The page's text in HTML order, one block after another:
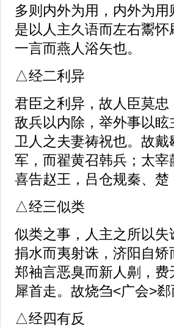
多则内外为用，内外为
是以人主久语而左右鬻
一言而燕人浴矢也。
△经二利异
君臣之利异，故人臣莫
敌兵以内除，举外事以
卫人之夫妻祷祝也。故
军，而翟黄召韩兵；太
喜告赵王，吕仓规秦、
△经三似类
似类之事，人主之所以
捐水而夷射诛，济阳自
郑袖言恶臭而新人劓，
犀首走。故烧刍<广会>
△经四有反